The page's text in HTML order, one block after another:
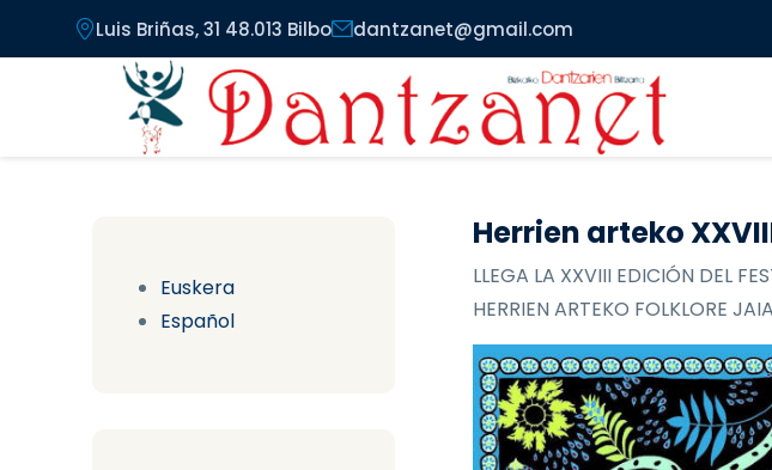
Pasar al contenido principal
Luis Briñas, 31 48.013 Bilbo dantzanet@gmail.com
Euskera
Español
Herrien arteko
LLEGA LA XXVIII EDICIÓN DEL
HERRIEN ARTEKO FOLKLORE